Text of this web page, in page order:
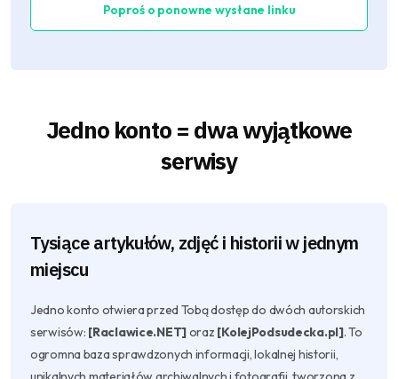
Poproś o ponowne wysłane linku
Jedno konto = dwa wyjątkowe
serwisy
Tysiące artykułów, zdjęć i historii w jednym
miejscu
Jedno konto otwiera przed Tobą dostęp do dwóch autorskich
serwisów: [Raclawice.NET]oraz [KolejPodsudecka.pl]. To
ogromna baza sprawdzonych informacji, lokalnej historii,